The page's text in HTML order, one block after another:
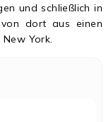
und schließlich in
dort aus einen
York.